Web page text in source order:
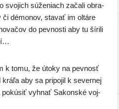
svo­jich súže­niach zača­li obra­
démo­nov, sta­vať im oltá­re
do pev­nos­ti aby tu šíri­li
k tomu, že úto­ky na pev­nosť
aby sa pri­po­jil k sever­nej
pokú­siť vyhnať Sakonské voj­